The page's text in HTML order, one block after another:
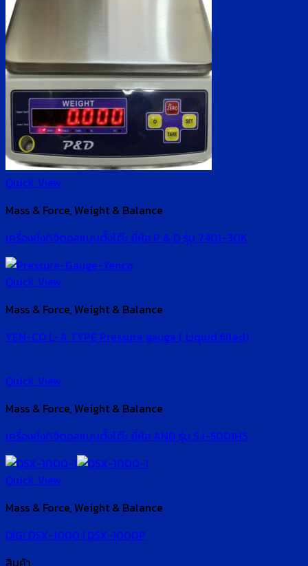
Quick View
Mass & Force, Weight & Balance
เครื่องชั่งดิจิตอลแบบตั้งโต๊ะ ยี่ห้อ P & D รุ่น 7401-30K
Quick View
Mass & Force, Weight & Balance
YEN-CO L-A TYPE Pressure gauge ( Liquid filled)
Quick View
Mass & Force, Weight & Balance
เครื่องชั่งดิจิตอลแบบตั้งโต๊ะ ยี่ห้อ AND รุ่น SJ-5001HS
Quick View
Mass & Force, Weight & Balance
DIGI DSX-1000 | DSX-1000P
สินค้า